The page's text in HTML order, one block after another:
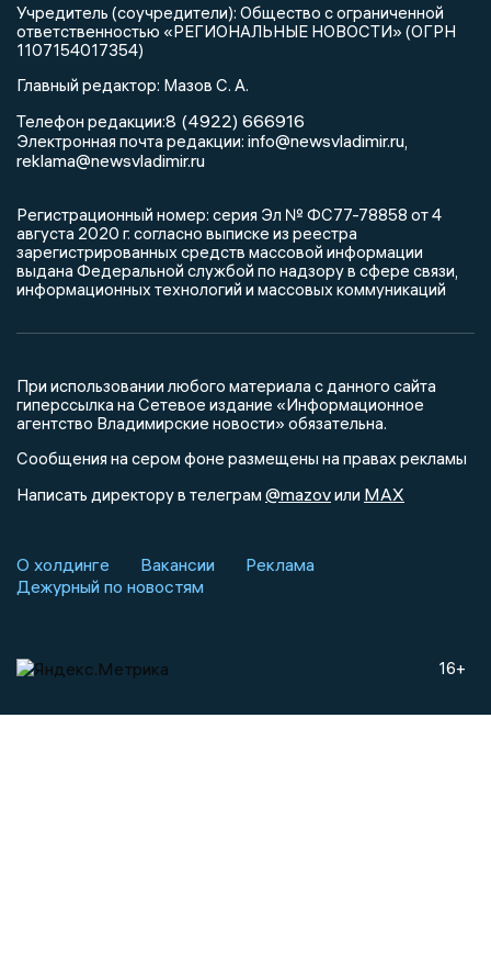
Учредитель (соучредители): Общество с ограниченной
ответственностью «РЕГИОНАЛЬНЫЕ НОВОСТИ» (ОГРН
1107154017354)
Главный редактор: Мазов С. А.
Телефон редакции:8 (4922) 666916
Электронная почта редакции: info@newsvladimir.ru,
reklama@newsvladimir.ru
Регистрационный номер: серия Эл № ФС77-78858 от 4
августа 2020 г. согласно выписке из реестра
зарегистрированных средств массовой информации
выдана Федеральной службой по надзору в сфере связи,
информационных технологий и массовых коммуникаций
При использовании любого материала с данного сайта
гиперссылка на Сетевое издание «Информационное
агентство Владимирские новости» обязательна.
Сообщения на сером фоне размещены на правах рекламы
Написать директору в телеграм @mazovили MAX
О холдинге Вакансии
Реклама
Дежурный по новостям
16+